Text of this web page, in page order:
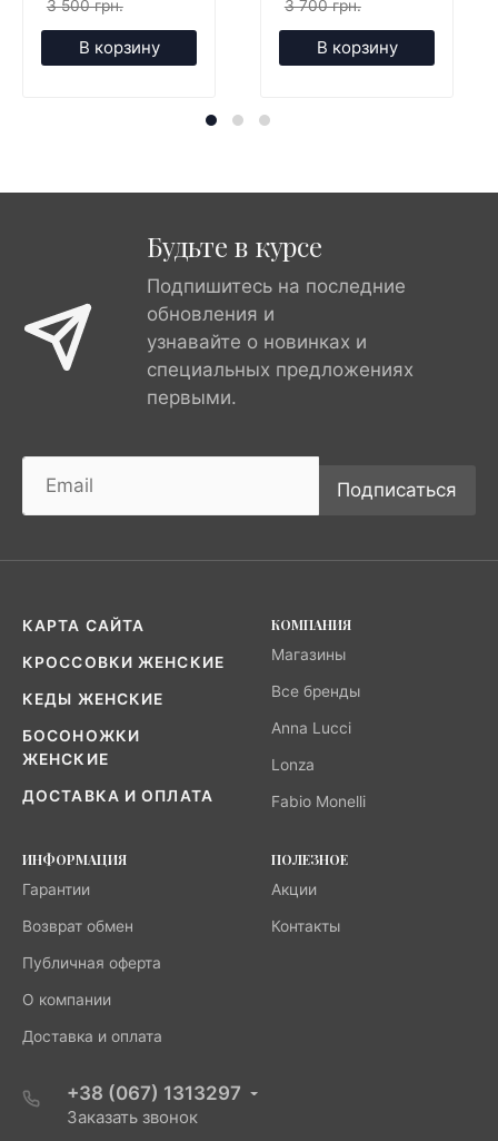
3 500 грн.
В корзину
3 700 грн.
В корзину
Будьте в курсе
Подпишитесь на последние
обновления и
узнавайте о новинках и
специальных предложениях
первыми.
Подписаться
КАРТА САЙТА
КРОССОВКИ ЖЕНСКИЕ
КЕДЫ ЖЕНСКИЕ
БОСОНОЖКИ
ЖЕНСКИЕ
ДОСТАВКА И ОПЛАТА
КОМПАНИЯ
Магазины
Все бренды
Anna Lucci
Lonza
Fabio Monelli
ИНФОРМАЦИЯ
Гарантии
Возврат обмен
Публичная оферта
О компании
Доставка и оплата
ПОЛЕЗНОЕ
Акции
Контакты
+38 (067) 1313297
Заказать звонок